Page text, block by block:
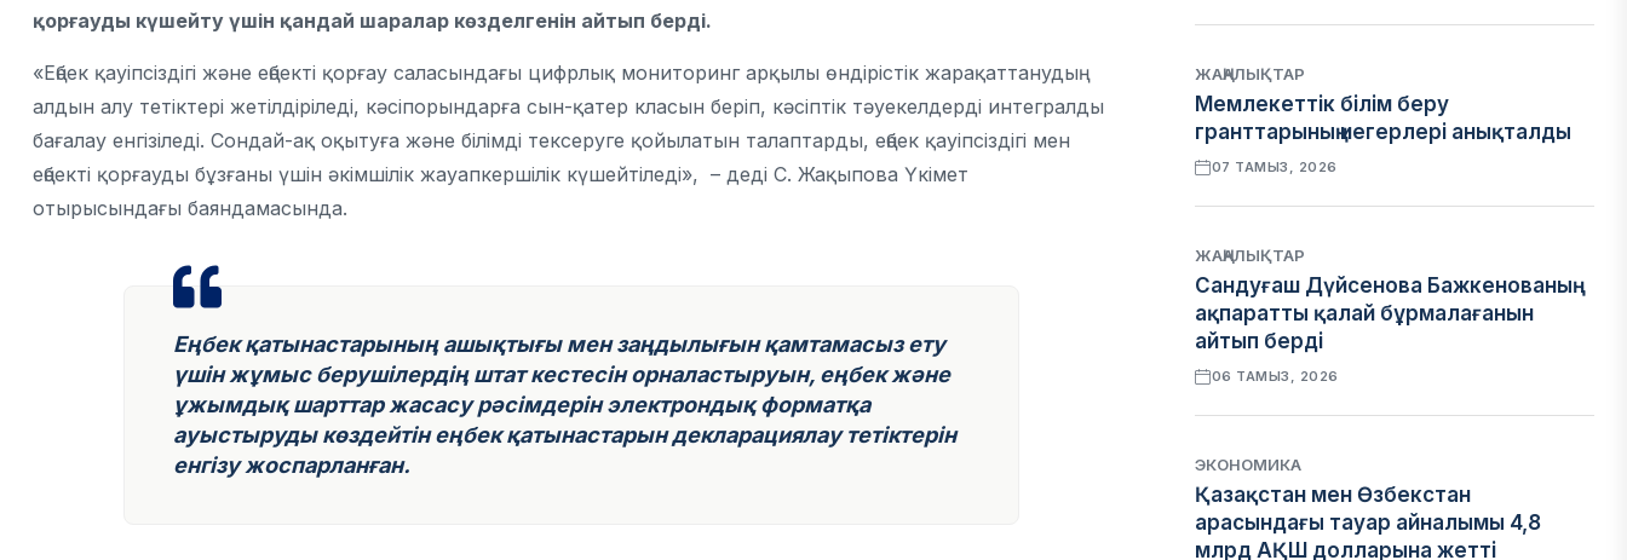
қорғауды күшейту үшін қандай шаралар көзделгенін айтып берді.
«Еңбек қауіпсіздігі және еңбекті қорғау саласындағы цифрлық мониторинг арқылы өндірістік жарақаттанудың
алдын алу тетіктері жетілдіріледі, кәсіпорындарға сын-қатер класын беріп, кәсіптік тәуекелдерді интегралды
бағалау енгізіледі. Сондай-ақ оқытуға және білімді тексеруге қойылатын талаптарды, еңбек қауіпсіздігі мен
еңбекті қорғауды бұзғаны үшін әкімшілік жауапкершілік күшейтіледі», – деді С. Жақыпова Үкімет
отырысындағы баяндамасында.
Еңбек қатынастарының ашықтығы мен заңдылығын қамтамасыз ету
үшін жұмыс берушілердің штат кестесін орналастыруын, еңбек және
ұжымдық шарттар жасасу рәсімдерін электрондық форматқа
ауыстыруды көздейтін еңбек қатынастарын декларациялау тетіктерін
енгізу жоспарланған.
ЖАҢАЛЫҚТАР
Мемлекеттік білім беру
гранттарының иегерлері анықталды
07 ТАМЫЗ, 2026
ЖАҢАЛЫҚТАР
Сандуғаш Дүйсенова Бажкенованың
ақпаратты қалай бұрмалағанын
айтып берді
06 ТАМЫЗ, 2026
ЭКОНОМИКА
Қазақстан мен Өзбекстан
арасындағы тауар айналымы 4,8
млрд АҚШ долларына жетті